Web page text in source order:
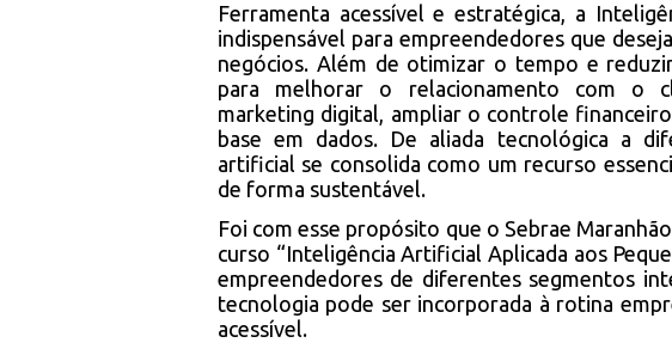
Ferramenta acessível e estratégica, a
indispensável para empreendedores que
negócios. Além de otimizar o tempo e
para melhorar o relacionamento com o
marketing digital, ampliar o controle
base em dados. De aliada tecnológica a
artificial se consolida como um recurso
de forma sustentável.
Foi com esse propósito que o Sebrae
curso “Inteligência Artificial Aplicada aos
empreendedores de diferentes segmentos
tecnologia pode ser incorporada à rotina
acessível.